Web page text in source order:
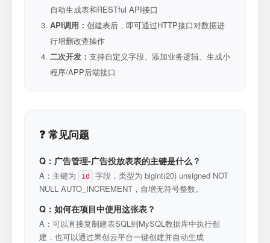
自动生成表和RESTful API接口
API调用： 创建表后，即可通过HTTP接口对数据进
行增删改查操作
二次开发： 支持自定义字段、添加业务逻辑、生成小
程序/APP后端接口
❓ 常见问题
Q：广告管理-广告投放表表的主键是什么？
A：主键为 id
字段，类型为 bigint(20) unsigned NOT
NULL AUTO_INCREMENT，自增无符号整数。
Q：如何在项目中使用这张表？
A：可以直接复制建表SQL到MySQL数据库中执行创
建，也可以通过果创云平台一键创建并自动生成